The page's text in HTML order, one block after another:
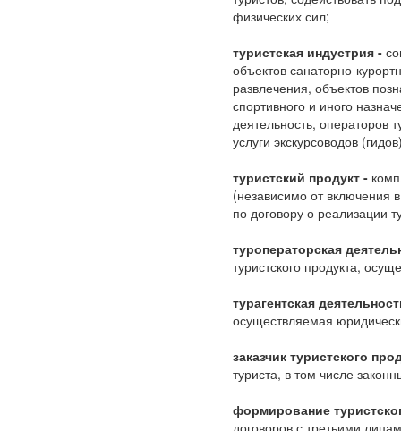
физических сил;
туристская индустрия -
объектов санаторно-
развлечения, объектов
спортивного и иного
деятельность, операторов
услуги экскурсоводов
туристский продукт -
(независимо от включения
по договору о реализации
туроператорская
туристского продукта,
турагентская
осуществляемая
заказчик туристского
туриста, в том числе
формирование
договоров с третьими